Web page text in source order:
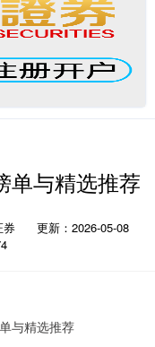
单与精选推荐
券
更新：2026-05-08